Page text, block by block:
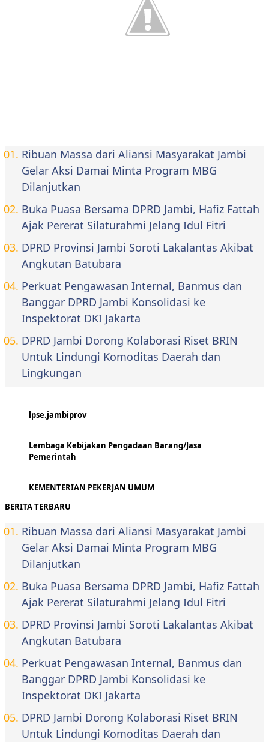
Ribuan Massa dari Aliansi Masyarakat Jambi
Gelar Aksi Damai Minta Program MBG
Dilanjutkan
Buka Puasa Bersama DPRD Jambi, Hafiz Fattah
Ajak Pererat Silaturahmi Jelang Idul Fitri
DPRD Provinsi Jambi Soroti Lakalantas Akibat
Angkutan Batubara
Perkuat Pengawasan Internal, Banmus dan
Banggar DPRD Jambi Konsolidasi ke
Inspektorat DKI Jakarta
DPRD Jambi Dorong Kolaborasi Riset BRIN
Untuk Lindungi Komoditas Daerah dan
Lingkungan
lpse.jambiprov
Lembaga Kebijakan Pengadaan Barang/Jasa
Pemerintah
KEMENTERIAN PEKERJAN UMUM
BERITA TERBARU
Ribuan Massa dari Aliansi Masyarakat Jambi
Gelar Aksi Damai Minta Program MBG
Dilanjutkan
Buka Puasa Bersama DPRD Jambi, Hafiz Fattah
Ajak Pererat Silaturahmi Jelang Idul Fitri
DPRD Provinsi Jambi Soroti Lakalantas Akibat
Angkutan Batubara
Perkuat Pengawasan Internal, Banmus dan
Banggar DPRD Jambi Konsolidasi ke
Inspektorat DKI Jakarta
DPRD Jambi Dorong Kolaborasi Riset BRIN
Untuk Lindungi Komoditas Daerah dan